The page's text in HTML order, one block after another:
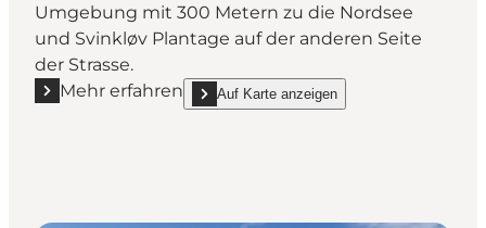
Umgebung mit 300 Metern zu die Nordsee
und Svinkløv Plantage auf der anderen Seite
der Strasse.
Mehr erfahren
Mehr erfahren "Klitrosen"Auf Karte anzeigen
show Klitrosen on_map